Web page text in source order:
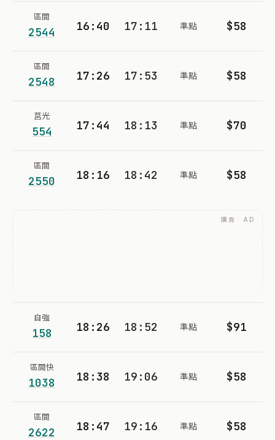
區間
2544 16:40 17:11 準點 $58
區間
2548 17:26 17:53 準點 $58
莒光
554 17:44 18:13 準點 $70
區間
2550 18:16 18:42 準點 $58
廣告 · AD
自強
158 18:26 18:52 準點 $91
區間快
1038 18:38 19:06 準點 $58
區間
2622 18:47 19:16 準點 $58